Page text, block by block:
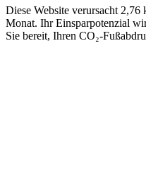
Diese Website verursacht
Monat. Ihr Einsparpotenzial
Sie bereit, Ihren CO₂-